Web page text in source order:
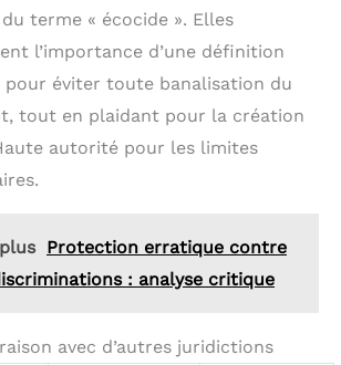
du terme « écocide ». Elles
l’importance d’une définition
pour éviter toute banalisation du
tout en plaidant pour la création
autorité pour les limites
Protection erratique contre
: analyse critique
avec d’autres juridictions